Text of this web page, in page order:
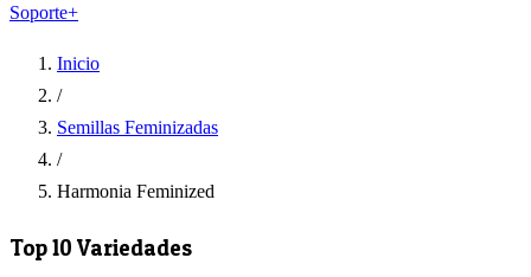
Soporte+
Inicio
/
Semillas Feminizadas
/
Harmonia Feminized
Top 10 Variedades